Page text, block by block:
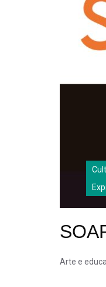
Arte e